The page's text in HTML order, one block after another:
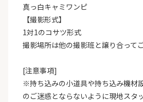
真っ白キャミワンピ
【撮影形式】
1対1のコサツ形式
撮影場所は他の撮影班と譲り合って
[注意事項]
※持ち込みの小道具や持ち込み機材
のご迷惑とならないように現地スタ